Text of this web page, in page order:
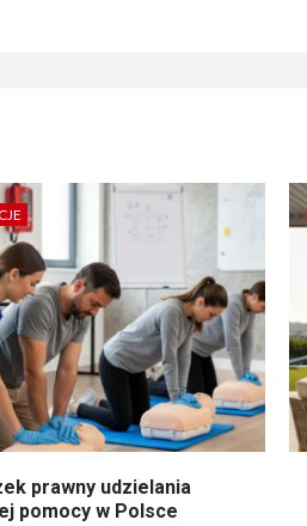
prawny udzielania
pomocy w Polsce